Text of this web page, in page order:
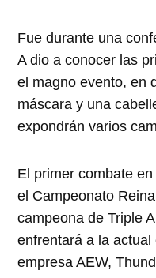
Fue durante una
A dio a conocer las
el magno evento, en
máscara y una
expondrán varios
El primer combate
el Campeonato
campeona de Triple
enfrentará a la
empresa AEW,